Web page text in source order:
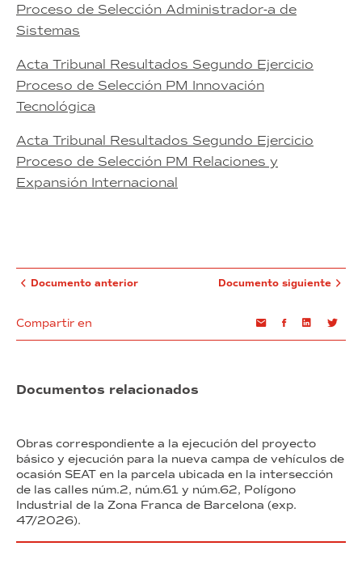
Proceso de Selección Administrador-a de
Sistemas
Acta Tribunal Resultados Segundo Ejercicio
Proceso de Selección PM Innovación
Tecnológica
Acta Tribunal Resultados Segundo Ejercicio
Proceso de Selección PM Relaciones y
Expansión Internacional
Documento anterior
Compartir en EmailFacebookLinkedin
Documento siguiente
Documentos relacionados
Obras correspondiente a la ejecución del proyecto
básico y ejecución para la nueva campa de vehículos de
ocasión SEAT en la parcela ubicada en la intersección
de las calles núm.2, núm.61 y núm.62, Polígono
Industrial de la Zona Franca de Barcelona (exp.
47/2026).